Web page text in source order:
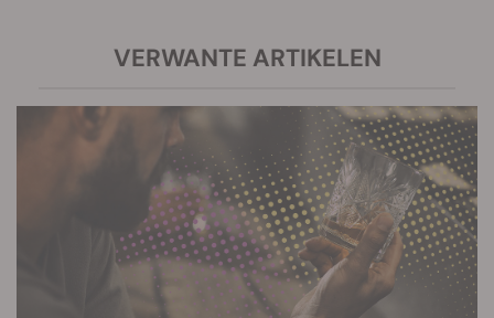
VERWANTE ARTIKELEN